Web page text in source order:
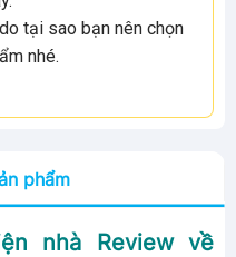
tại sao bạn nên chọn
nhé.
phẩm
nhà Review về